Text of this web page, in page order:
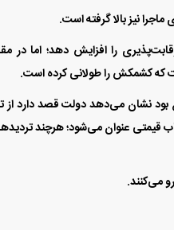
نیز بالا گرفته است.
را افزایش دهد؛ اما در
که کشمکش را طولانی کرده است.
لوکس بودن ممنوع بود نشان می‌دهد دولت قصد دارد
قیمتی عنوان می‌شود؛ هرچند
می‌کنند.